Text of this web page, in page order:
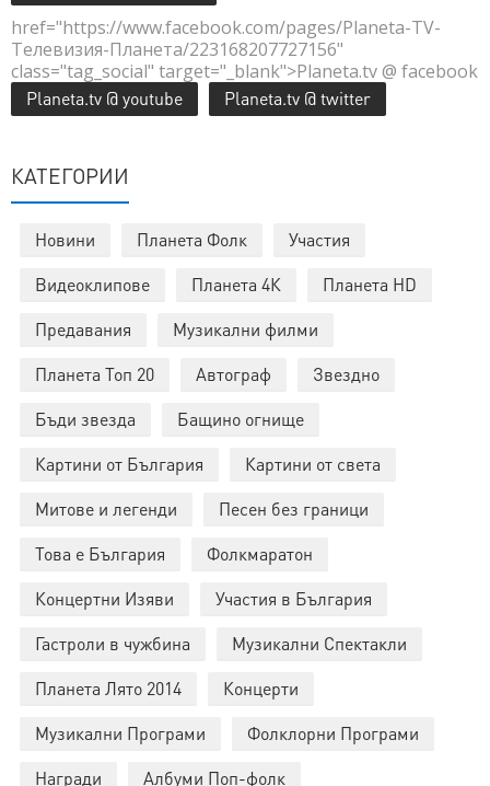
href="https://www.facebook.com/pages/Planeta-TV-
Телевизия-Планета/223168207727156"
class="tag_social" target="_blank">Planeta.tv @ facebook
Planeta.tv @ youtube Planeta.tv @ twitter
КАТЕГОРИИ
Новини Планета Фолк
Участия
Видеоклипове
Планета 4К
Планета HD
Предавания
Музикални филми
Планета Топ 20
Автограф
Звездно
Бъди звезда
Бащино огнище
Картини от България
Картини от света
Митове и легенди
Песен без граници
Това е България
Фолкмаратон
Концертни Изяви
Участия в България
Гастроли в чужбина
Музикални Спектакли
Планета Лято 2014
Концерти
Музикални Програми
Фолклорни Програми
Награди
Албуми Поп-фолк